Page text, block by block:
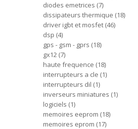
diodes emetrices 7
dissipateurs thermique 18
driver igbt et mosfet 46
dsp 4
gps - gsm - gprs 18
gx12 7
haute frequence 18
interrupteurs a cle 1
interrupteurs dil 1
inverseurs miniatures 1
logiciels 1
memoires eeprom 18
memoires eprom 17